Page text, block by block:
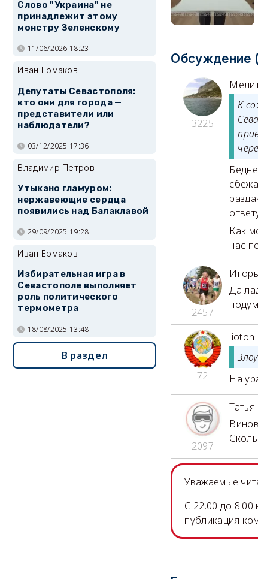
Обсуждение
3225
К
Как
нас
2457
Да
72
lioton
На
2097
Уважаемые
C 22.00 до
публикация
Слово "Украина" не
принадлежит этому
монстру Зеленскому
11/06/2026 18:23
Иван Ермаков
Депутаты Севастополя:
кто они для города —
представители или
наблюдатели?
03/12/2025 17:36
Владимир Петров
Утыкано гламуром:
нержавеющие сердца
появились над Балаклавой
29/09/2025 19:28
Иван Ермаков
Избирательная игра в
Севастополе выполняет
роль политического
термометра
18/08/2025 13:48
В раздел